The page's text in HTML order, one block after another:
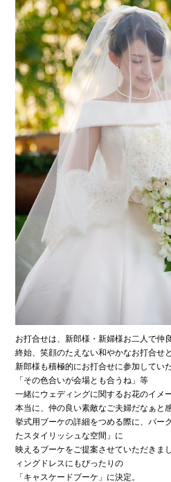
お打合せは、新郎様・新婦様お二人で仲
終始、笑顔のたえない和やかなお打合せ
新郎様も積極的にお打合せに参加してい
「その色合いが会場とも合うね」等
一緒にウェディングに関するお花のイメ
本当に、仲の良い素敵なご夫婦だなぁと
挙式用ブーケの詳細をつめる際に、パー
たスタイリッシュな空間」に
映えるブーケをご提案させていただきま
ィングドレスにもぴったりの
「キャスケードブーケ」に決定。